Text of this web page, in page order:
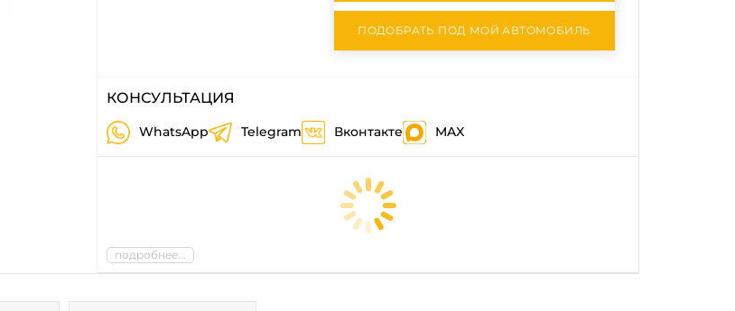
ПОДОБРАТЬ ПОД МОЙ АВТОМОБИЛЬ
КОНСУЛЬТАЦИЯ
WhatsApp Telegram Вконтакте MAX
подробнее...